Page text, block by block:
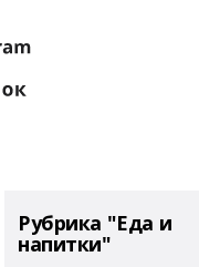
Рубрика "Еда и
напитки"